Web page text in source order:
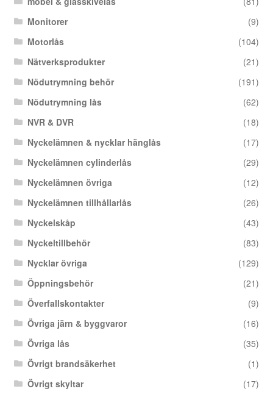
Monitorer
(9)
Motorlås
(104)
Nätverksprodukter
(21)
Nödutrymning behör
(191)
Nödutrymning lås
(62)
NVR & DVR
(18)
Nyckelämnen & nycklar hänglås
(17)
Nyckelämnen cylinderlås
(29)
Nyckelämnen övriga
(12)
Nyckelämnen tillhållarlås
(26)
Nyckelskåp
(43)
Nyckeltillbehör
(83)
Nycklar övriga
(129)
Öppningsbehör
(21)
Överfallskontakter
(9)
Övriga järn & byggvaror
(16)
Övriga lås
(35)
Övrigt brandsäkerhet
(1)
Övrigt skyltar
(17)